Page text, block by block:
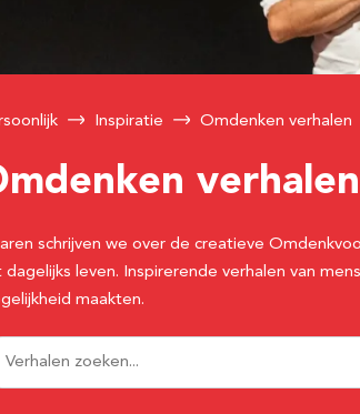
Inspiratie Omdenken verhalen
verhalen
schrijven we over de creatieve
dagelijks leven. Inspirerende verhalen van
maakten.